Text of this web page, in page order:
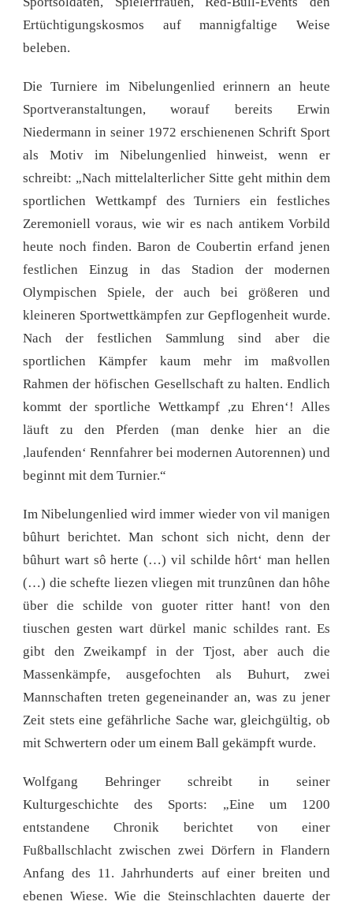
Ertüchtigungskosmos auf mannigfaltige Weise
beleben.
Die Turniere im Nibelungenlied erinnern an heute
Sportveranstaltungen, worauf bereits Erwin
Niedermann in seiner 1972 erschienenen Schrift Sport
als Motiv im Nibelungenlied hinweist, wenn er
schreibt: „Nach mittelalterlicher Sitte geht mithin dem
sportlichen Wettkampf des Turniers ein festliches
Zeremoniell voraus, wie wir es nach antikem Vorbild
heute noch finden. Baron de Coubertin erfand jenen
festlichen Einzug in das Stadion der modernen
Olympischen Spiele, der auch bei größeren und
kleineren Sportwettkämpfen zur Gepflogenheit wurde.
Nach der festlichen Sammlung sind aber die
sportlichen Kämpfer kaum mehr im maßvollen
Rahmen der höfischen Gesellschaft zu halten. Endlich
kommt der sportliche Wettkampf ,zu Ehren‘! Alles
läuft zu den Pferden (man denke hier an die
,laufenden‘ Rennfahrer bei modernen Autorennen) und
beginnt mit dem Turnier.“
Im Nibelungenlied wird immer wieder von vil manigen
bûhurt berichtet. Man schont sich nicht, denn der
bûhurt wart sô herte (…) vil schilde hôrt‘ man hellen
(…) die schefte liezen vliegen mit trunzûnen dan hôhe
über die schilde von guoter ritter hant! von den
tiuschen gesten wart dürkel manic schildes rant. Es
gibt den Zweikampf in der Tjost, aber auch die
Massenkämpfe, ausgefochten als Buhurt, zwei
Mannschaften treten gegeneinander an, was zu jener
Zeit stets eine gefährliche Sache war, gleichgültig, ob
mit Schwertern oder um einem Ball gekämpft wurde.
Wolfgang Behringer schreibt in seiner
Kulturgeschichte des Sports: „Eine um 1200
entstandene Chronik berichtet von einer
Fußballschlacht zwischen zwei Dörfern in Flandern
Anfang des 11. Jahrhunderts auf einer breiten und
ebenen Wiese. Wie die Steinschlachten dauerte der